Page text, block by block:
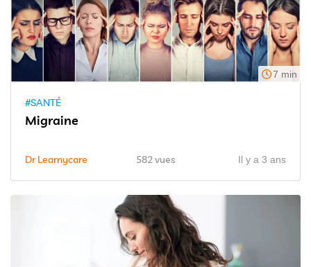
7 min
#SANTÉ
Migraine
Dr Learnycare 582 vues Il y a 3 ans